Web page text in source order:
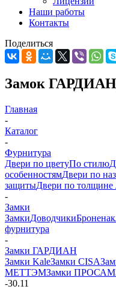
Наши работы
Контакты
Поделиться
Замок
Главная
-
Каталог
-
Фурнитура
Двери по цветуПо стилю
особенностямДвери по
защитыДвери по толщине
-
Замки
ЗамкиДоводчики
фурнитура
-
Замки ГАРДИАН
Замки KaleЗамки CISA
МЕТТЭМЗамки ПРОСАМ
-30.11